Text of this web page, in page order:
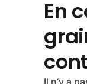
test une
même
feu.
marche
avoir à
C’est la